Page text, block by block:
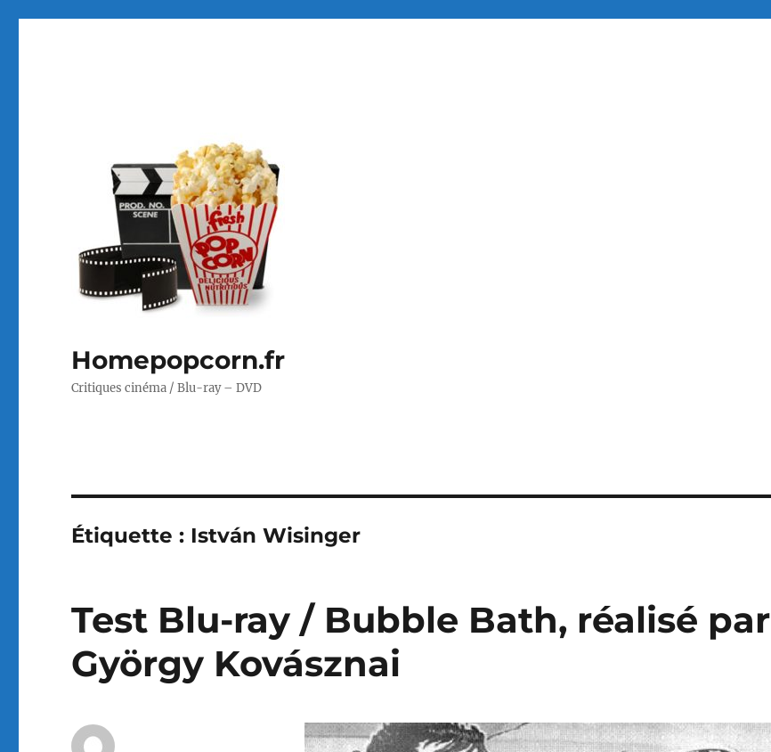
Homepopcorn.fr
Critiques cinéma / Blu-ray – DVD
Étiquette : István Wisinger
Test Blu-ray / Bubble Bath, réalisé par
György Kovásznai